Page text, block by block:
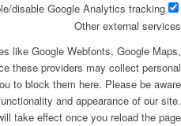
disable Google Analytics tracking.
Other external services
like Google Webfonts, Google Maps,
these providers may collect personal
to block them here. Please be aware
and appearance of our site.
take effect once you reload the page.